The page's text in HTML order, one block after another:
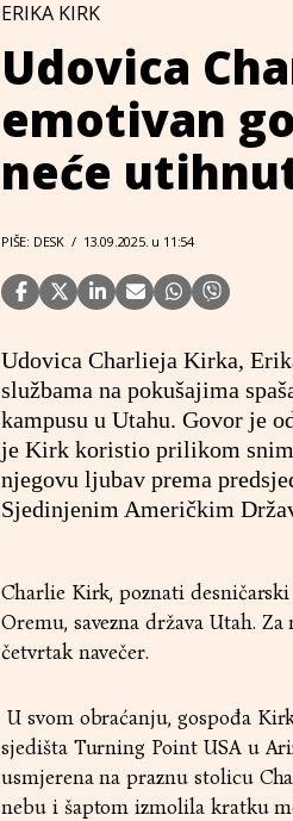
ERIKA KIRK
Udovica
emotivan
neće
PIŠE: DESK / 13.09.2025. u 11:54
Udovica Charlieja Kirka,
službama na pokušajima
kampusu u Utahu. Govor je
je Kirk koristio prilikom
njegovu ljubav prema
Sjedinjenim Američkim
Charlie Kirk, poznati
Oremu, savezna država Utah.
četvrtak navečer.
U svom obraćanju, gospođa
sjedišta Turning Point USA u
usmjerena na praznu stolicu
nebu i šaptom izmolila kratku